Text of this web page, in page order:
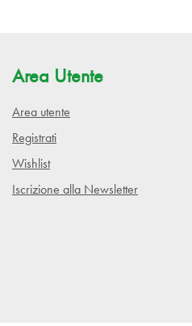
Area Utente
Area utente
Registrati
Wishlist
Iscrizione alla Newsletter